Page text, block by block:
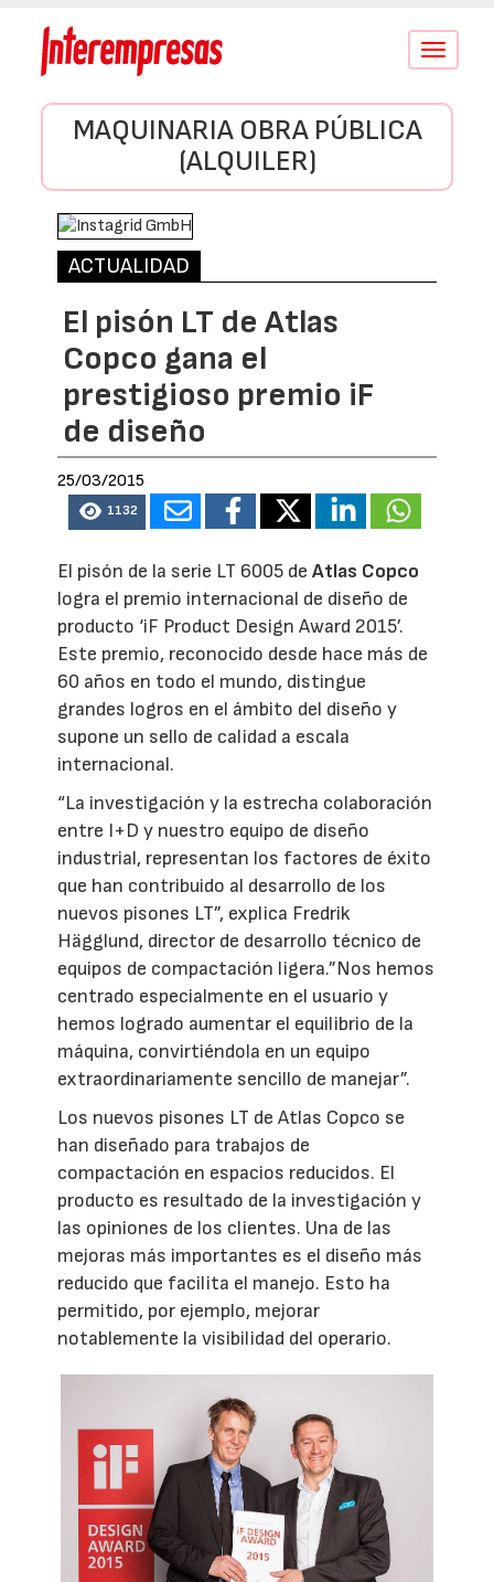
Conmutar
MAQUINARIA OBRA PÚBLICA
(ALQUILER)
ACTUALIDAD
El pisón LT de Atlas
Copco gana el
prestigioso premio iF
de diseño
25/03/2015
1132
El pisón de la serie LT 6005 deAtlas Copco
logra el premio internacional de diseño de
producto ‘iF Product Design Award 2015’.
Este premio, reconocido desde hace más de
60 años en todo el mundo, distingue
grandes logros en el ámbito del diseño y
supone un sello de calidad a escala
internacional.
“La investigación y la estrecha colaboración
entre I+D y nuestro equipo de diseño
industrial, representan los factores de éxito
que han contribuido al desarrollo de los
nuevos pisones LT”, explica Fredrik
Hägglund, director de desarrollo técnico de
equipos de compactación ligera.”Nos hemos
centrado especialmente en el usuario y
hemos logrado aumentar el equilibrio de la
máquina, convirtiéndola en un equipo
extraordinariamente sencillo de manejar”.
Los nuevos pisones LT de Atlas Copco se
han diseñado para trabajos de
compactación en espacios reducidos. El
producto es resultado de la investigación y
las opiniones de los clientes. Una de las
mejoras más importantes es el diseño más
reducido que facilita el manejo. Esto ha
permitido, por ejemplo, mejorar
notablemente la visibilidad del operario.